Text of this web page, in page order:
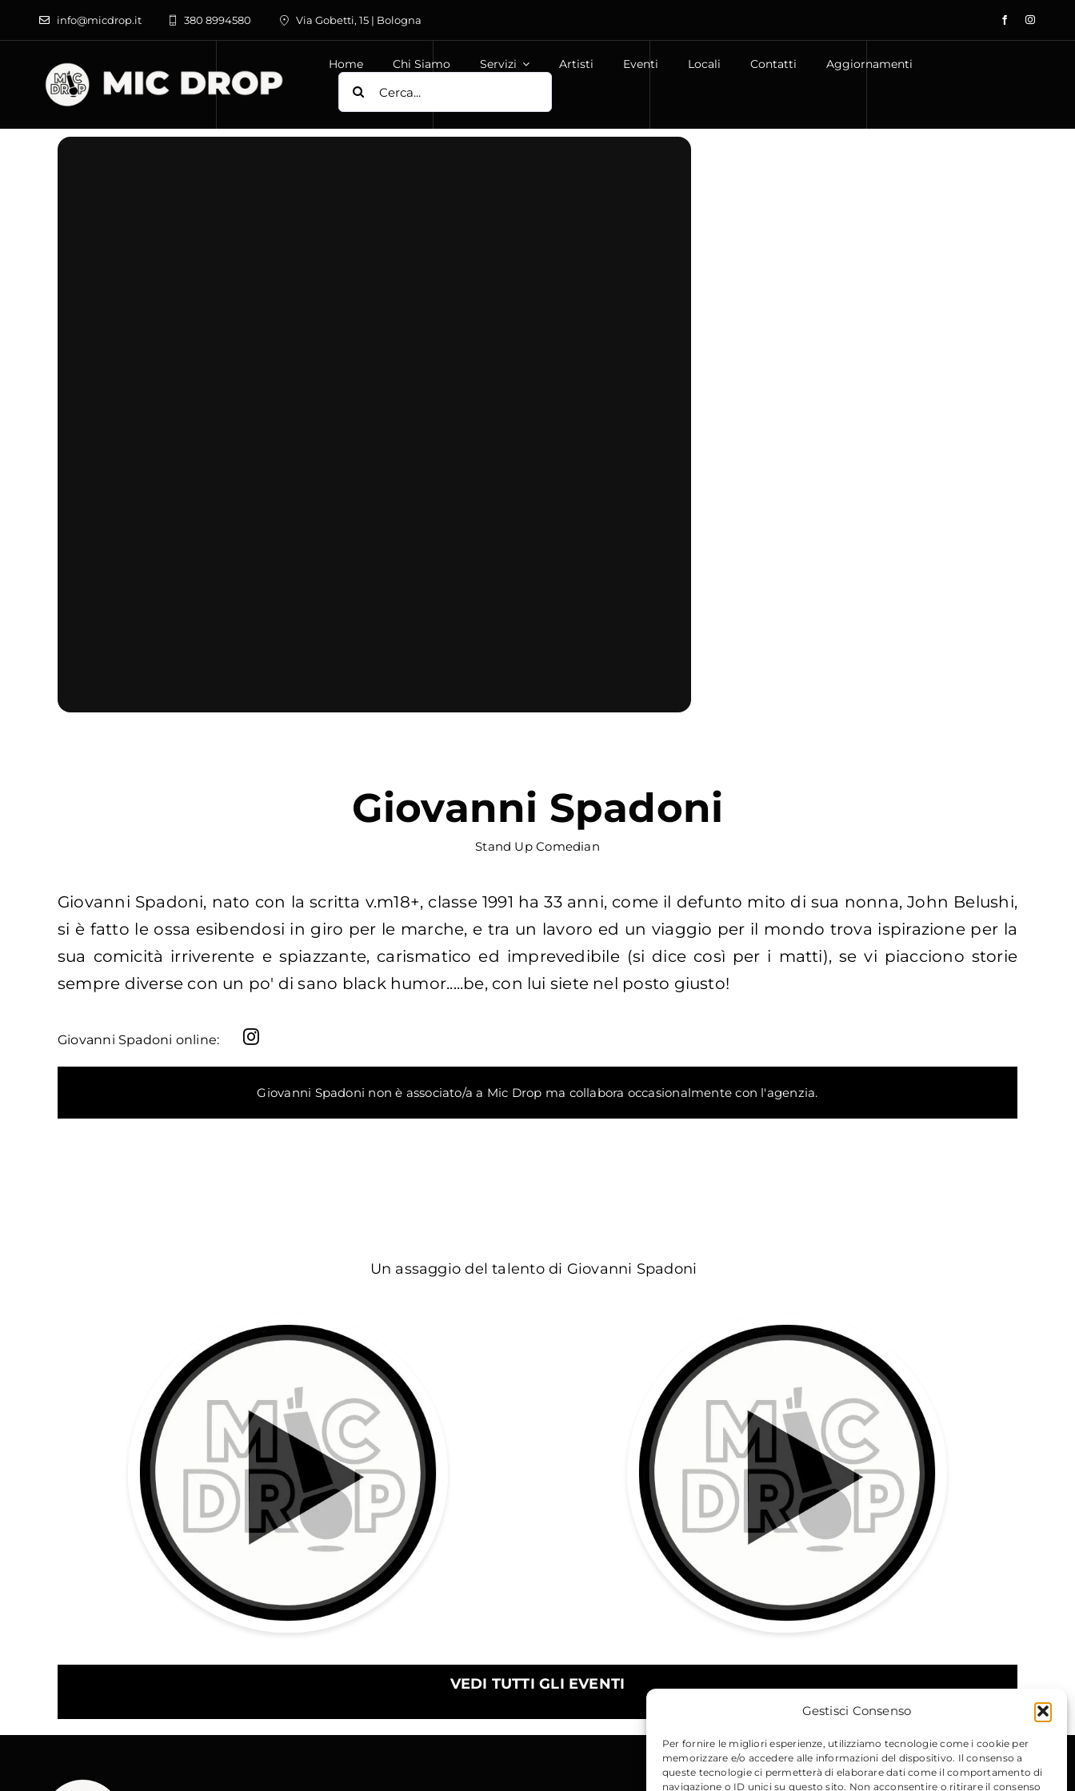
Gestisci Consenso
Per fornire le migliori esperienze, utilizziamo tecnologie come i cookie per
memorizzare e/o accedere alle informazioni del dispositivo. Il consenso a
queste tecnologie ci permetterà di elaborare dati come il comportamento di
navigazione o ID unici su questo sito. Non acconsentire o ritirare il consenso
info@micdrop.it 380 8994580 Via Gobetti, 15 | Bologna
Home Chi Siamo Servizi Artisti Eventi Locali Contatti
Aggiornamenti
Cerca
per:
Giovanni Spadoni
Stand Up Comedian
Giovanni Spadoni, nato con la scritta v.m18+, classe 1991 ha 33 anni, come il defunto mito di sua nonna, John Belushi,
si è fatto le ossa esibendosi in giro per le marche, e tra un lavoro ed un viaggio per il mondo trova ispirazione per la
sua comicità irriverente e spiazzante, carismatico ed imprevedibile (si dice così per i matti), se vi piacciono storie
sempre diverse con un po' di sano black humor.....be, con lui siete nel posto giusto!
Giovanni Spadoni online:
Giovanni Spadoni non è associato/a a Mic Drop ma collabora occasionalmente con l'agenzia.
Un assaggio del talento di Giovanni Spadoni
VEDI TUTTI GLI EVENTI